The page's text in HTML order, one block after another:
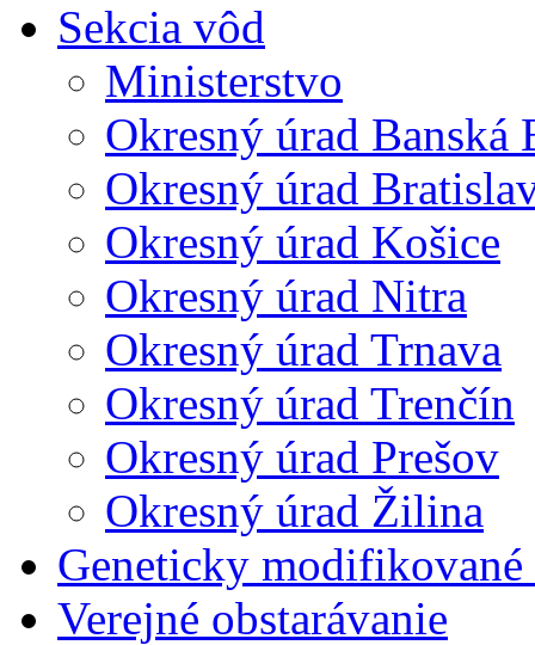
Sekcia vôd
Ministerstvo
Okresný úrad Banská
Okresný úrad
Okresný úrad Košice
Okresný úrad Nitra
Okresný úrad Trnava
Okresný úrad Trenčín
Okresný úrad Prešov
Okresný úrad Žilina
Geneticky
Verejné obstarávanie